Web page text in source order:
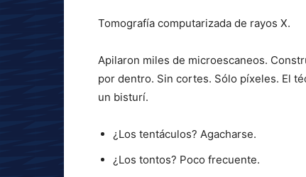
Tomografía computarizada de rayos X.
Apilaron miles de microescaneos.
por dentro. Sin cortes. Sólo píxeles. El
un bisturí.
¿Los tentáculos? Agacharse.
¿Los tontos? Poco frecuente.